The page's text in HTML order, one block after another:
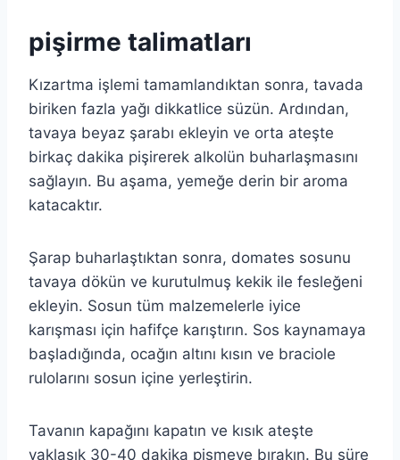
pişirme talimatları
Kızartma işlemi tamamlandıktan sonra, tavada
biriken fazla yağı dikkatlice süzün. Ardından,
tavaya beyaz şarabı ekleyin ve orta ateşte
birkaç dakika pişirerek alkolün buharlaşmasını
sağlayın. Bu aşama, yemeğe derin bir aroma
katacaktır.
Şarap buharlaştıktan sonra, domates sosunu
tavaya dökün ve kurutulmuş kekik ile fesleğeni
ekleyin. Sosun tüm malzemelerle iyice
karışması için hafifçe karıştırın. Sos kaynamaya
başladığında, ocağın altını kısın ve braciole
rulolarını sosun içine yerleştirin.
Tavanın kapağını kapatın ve kısık ateşte
yaklaşık 30-40 dakika pişmeye bırakın. Bu süre